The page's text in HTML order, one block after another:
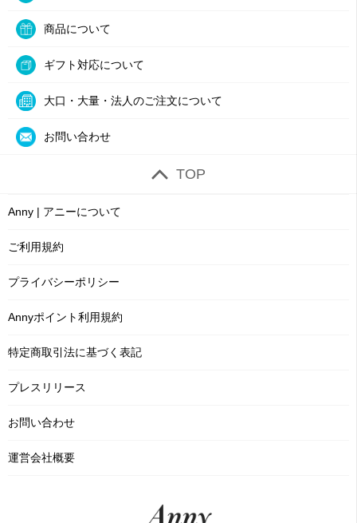
商品について
ギフト対応について
大口・大量・法人のご注文について
お問い合わせ
TOP
Anny | アニーについて
ご利用規約
プライバシーポリシー
Annyポイント利用規約
特定商取引法に基づく表記
プレスリリース
お問い合わせ
運営会社概要